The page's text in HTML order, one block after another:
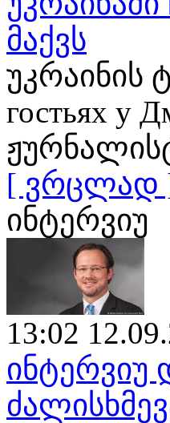
მაქვს
უკრაინის
гостьях у
[ ვრცლად
ინტერვიუ
13:02
ინტერვიუ